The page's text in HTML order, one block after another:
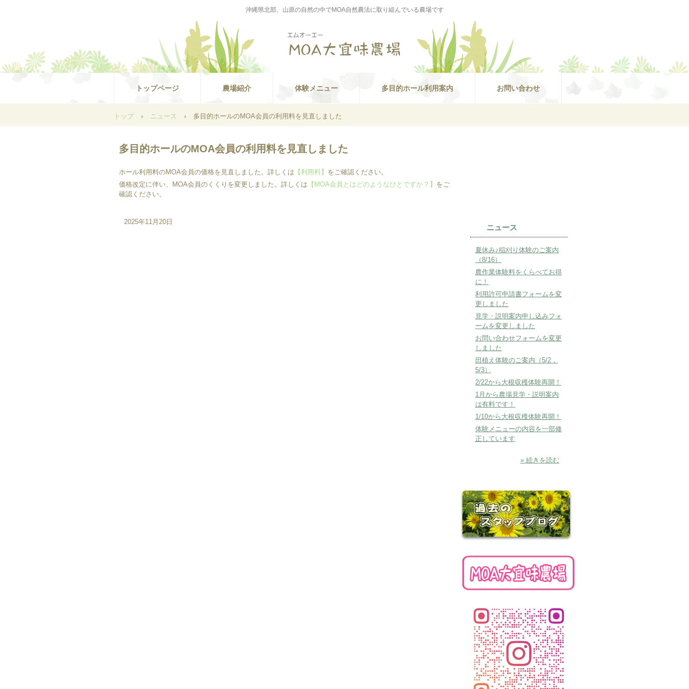
沖縄県北部、山原の自然の中でMOA自然農法に取り組んでいる農場です
トップページ 農場紹介 体験メニュー 多目的ホール利用案内 お問い合わせ
トップ › ニュース › 多目的ホールのMOA会員の利用料を見直しました
多目的ホールのMOA会員の利用料を見直しました
ホール利用料のMOA会員の価格を見直しました。詳しくは 【利用料】 をご確認ください。
価格改定に伴い、MOA会員のくくりを変更しました。詳しくは 【MOA会員とはどのようなひとですか？】 をご
確認ください。
2025年11月20日
ニュース
夏休み♪稲刈り体験のご案内
（8/16）
農作業体験料をくらべてお得
に！
利用許可申請書フォームを変
更しました
見学・説明案内申し込みフォ
ームを変更しました
お問い合わせフォームを変更
しました
田植え体験のご案内（5/2，
5/3）
2/22から大根収穫体験再開！
1月から農場見学・説明案内
は有料です！
1/10から大根収穫体験再開！
体験メニューの内容を一部修
正しています
» 続きを読む